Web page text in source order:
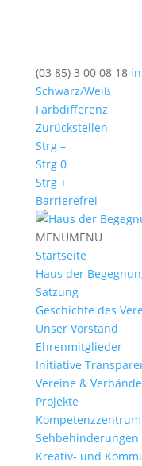
(03 85) 3 00 08 18
Schwarz/Weiß
Farbdifferenz
Zurückstellen
Strg –
Strg 0
Strg +
Barrierefrei
MENUMENU
Startseite
Haus der
Satzung
Geschichte des
Unser Vorstand
Ehrenmitglieder
Initiative
Vereine & Verbände
Projekte
Sehbehinderungen
Kreativ- und